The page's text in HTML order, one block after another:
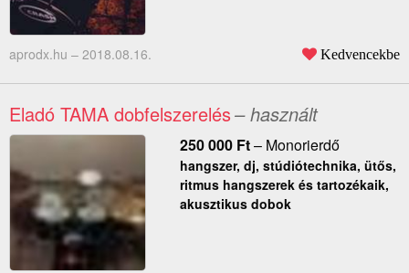
aprodx.hu – 2018.08.16. Kedvencekbe
Eladó TAMA dobfelszerelés– használt
250 000 Ft– Monorierdő
hangszer, dj, stúdiótechnika, ütős,
ritmus hangszerek és tartozékaik,
akusztikus dobok